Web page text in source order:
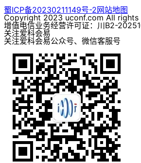
蜀ICP备20230211149号-2网站地图
Copyright 2023 uconf.com All rights
增值电信业务经营许可证：川B2-
关注爱科会易
关注爱科会易公众号、微信客服号